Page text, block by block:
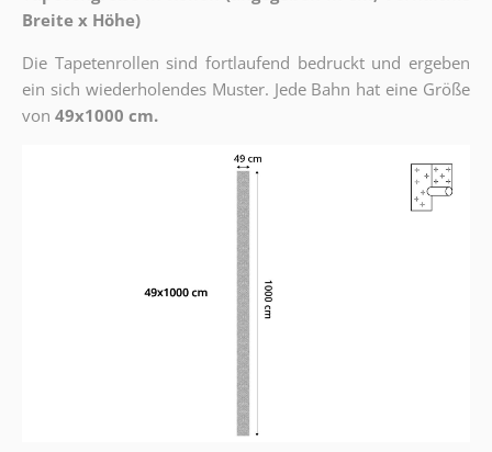
Breite x Höhe)
Die Tapetenrollen sind fortlaufend bedruckt und ergeben
ein sich wiederholendes Muster. Jede Bahn hat eine Größe
von 49x1000 cm.